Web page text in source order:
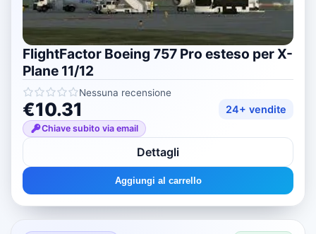
FlightFactor Boeing 757 Pro esteso per X-
Plane 11/12
Nessuna recensione
€10.31 24+ vendite
Chiave subito via email
Dettagli
Aggiungi al carrello